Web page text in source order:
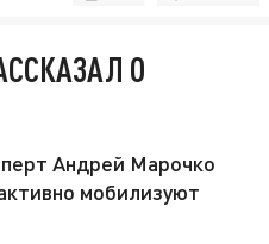
О
Андрей Марочко
мобилизуют